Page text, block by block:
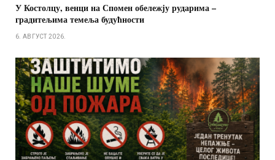
У Костолцу, венци на Спомен обележју рударима –
градитељима темеља будућности
6. АВГУСТ 2026.